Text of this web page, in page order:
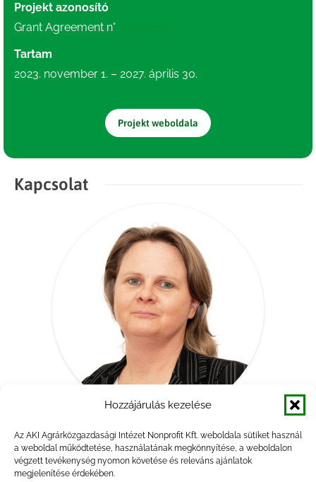
Hozzájárulás kezelése
Az AKI Agrárközgazdasági Intézet Nonprofit Kft. weboldala sütiket használ
a weboldal működtetése, használatának megkönnyítése, a weboldalon
végzett tevékenység nyomon követése és releváns ajánlatok
megjelenítése érdekében.
Projekt azonosító
Grant Agreement n°
Tartam
2023. november 1. – 2027. április 30.
Projekt weboldala
Kapcsolat
Dr. Miskó Krisztina
kutató